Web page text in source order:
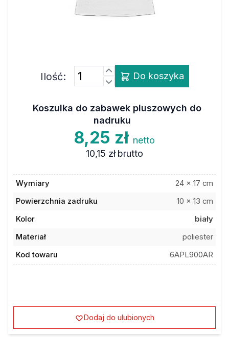
Ilość: Do koszyka
Koszulka do zabawek pluszowych do
nadruku
8,25 zł netto
10,15 zł brutto
Wymiary
24 x 17 cm
Powierzchnia zadruku
10 x 13 cm
Kolor
biały
Materiał
poliester
Kod towaru
6APL900AR
Dodaj do ulubionych